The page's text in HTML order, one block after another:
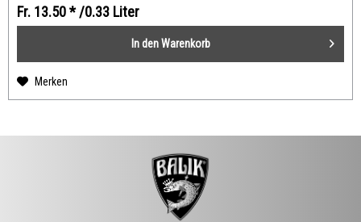
Fr. 13.50 */0.33 Liter
In denWarenkorb
Merken